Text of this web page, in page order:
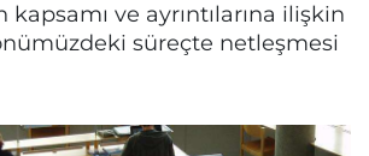
kapsamı ve ayrıntılarına ilişkin
süreçte netleşmesi